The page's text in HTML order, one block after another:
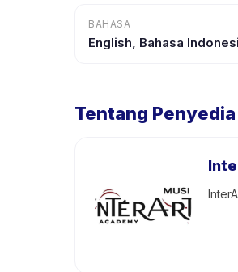
BAHASA
English, Bahasa
Tentang Penyedia